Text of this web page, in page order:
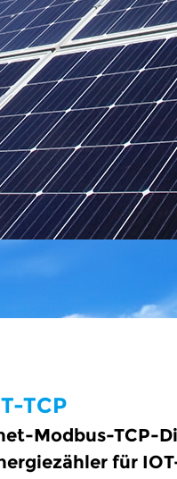
TCP
Modbus-TCP-
für